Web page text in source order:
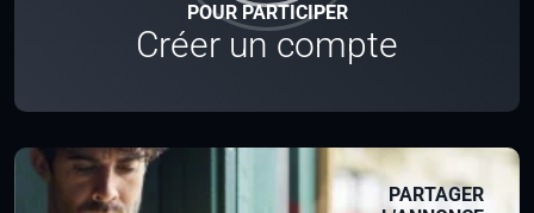
POUR PARTICIPER
Créer un compte
PARTAGER